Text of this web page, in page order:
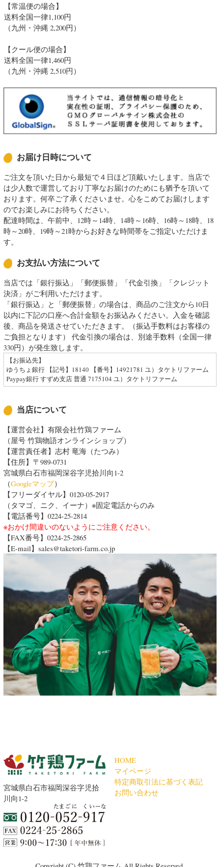
【常温便の場合】
送料全国一律1,100円
（九州・沖縄 2,200円）
【クール便の場合】
送料全国一律1,460円
（九州・沖縄 2,510円）
お届け日時について
ご注文を頂いた日から最短で４日ほど頂戴いたします。当店で
は少人数で運営しており丁寧なお届けのためにも猶予を頂いて
おります。何卒ご了承くださいませ。心をこめてお届けします
のでお楽しみにお待ちください。
配達時間は、午前中、12時～14時、14時～16時、16時～18時、18
時～20時、19時～21時からお好きな時間帯をご指定いただけま
す。
お支払い方法について
当店では「銀行振込」「郵便振替」「代金引換」「クレジット
決済」がご利用いただけます。
「銀行振込」と「郵便振替」の場合は、商品のご注文から10日
以内に下記の口座へ合計金額をお振込みください。入金を確認
後、商品を発送させていただきます。（振込手数料はお客様の
ご負担となります） 代金引換の場合は、別途手数料（全国一律
330円）が発生致します。
【お振込先】
ゆうちょ銀行 【記号】18140 【番号】14921781 ユ）タケトリファーム
Paypay銀行 すずめ支店 普通 7175104 ユ）タケトリファーム
当店について
【運営会社】有限会社竹鶏ファーム
（屋号 竹鶏物語オンラインショップ）
【運営責任者】志村 竜海（たつみ）
【住所】〒989-0731
宮城県白石市福岡深谷字児拾川向1-2
（Googleマップ）
【フリーダイヤル】0120-05-2917
（タマゴ、ニク、イーナ）※固定電話からのみ
【電話番号】0224-25-2814
※おかけ間違いのないようにご注意ください。
【FAX番号】0224-25-2865
【E-mail】sales@taketori-farm.co.jp
宮城県白石市福岡深谷字児拾
川向1-2
HOME
マイページ
特定商取引法に基づく表記
お問い合わせ